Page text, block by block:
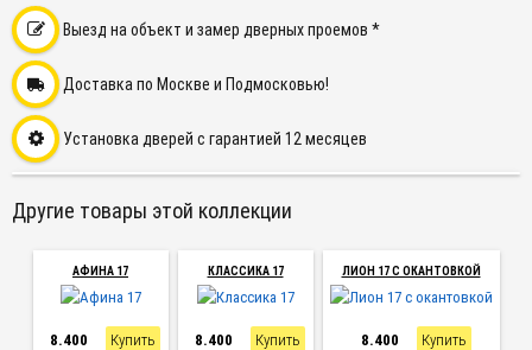
Выезд на объект и замер дверных проемов *
Доставка по Москве и Подмосковью!
Установка дверей с гарантией 12 месяцев
Другие товары этой коллекции
АФИНА 17
8.400 Купить
КЛАССИКА 17
8.400 Купить
ЛИОН 17 С ОКАНТОВКОЙ
8.400 Купить